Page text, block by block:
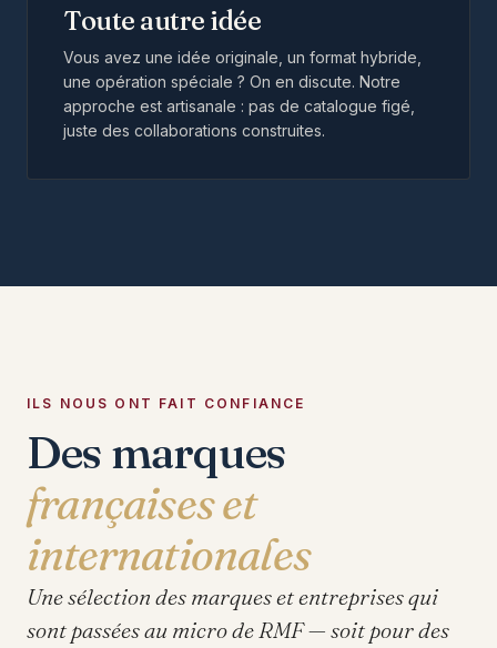
Toute autre idée
Vous avez une idée originale, un format hybride,
une opération spéciale ? On en discute. Notre
approche est artisanale : pas de catalogue figé,
juste des collaborations construites.
ILS NOUS ONT FAIT CONFIANCE
Des marques
françaises et
internationales
Une sélection des marques et entreprises qui
sont passées au micro de RMF — soit pour des